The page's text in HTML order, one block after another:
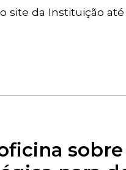
site da Instituição